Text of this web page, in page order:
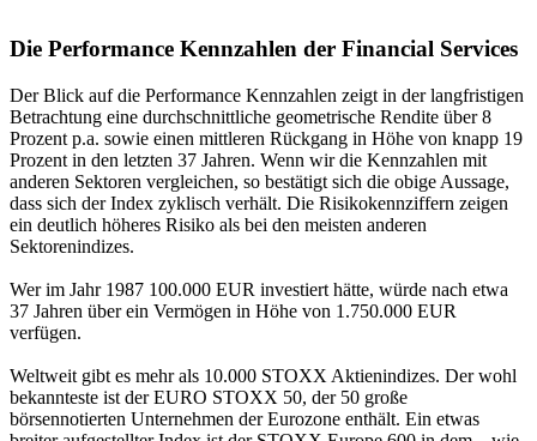
Die Performance Kennzahlen der Financial Services
Der Blick auf die Performance Kennzahlen zeigt in der langfristigen
Betrachtung eine durchschnittliche geometrische Rendite über 8
Prozent p.a. sowie einen mittleren Rückgang in Höhe von knapp 19
Prozent in den letzten 37 Jahren. Wenn wir die Kennzahlen mit
anderen Sektoren vergleichen, so bestätigt sich die obige Aussage,
dass sich der Index zyklisch verhält. Die Risikokennziffern zeigen
ein deutlich höheres Risiko als bei den meisten anderen
Sektorenindizes.
Wer im Jahr 1987 100.000 EUR investiert hätte, würde nach etwa
37 Jahren über ein Vermögen in Höhe von 1.750.000 EUR
verfügen.
Weltweit gibt es mehr als 10.000 STOXX Aktienindizes. Der wohl
bekannteste ist der EURO STOXX 50, der 50 große
börsennotierten Unternehmen der Eurozone enthält. Ein etwas